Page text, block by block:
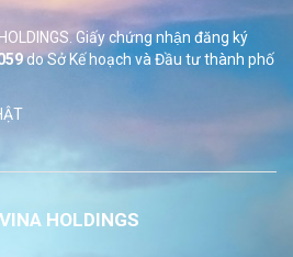
Giấy chứng nhận đăng ký
do SởKế hoạch và Đầu tư thành phố
HOLDINGS